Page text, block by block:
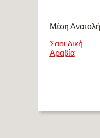
Μέση Ανατολή
Σαουδική
Αραβία